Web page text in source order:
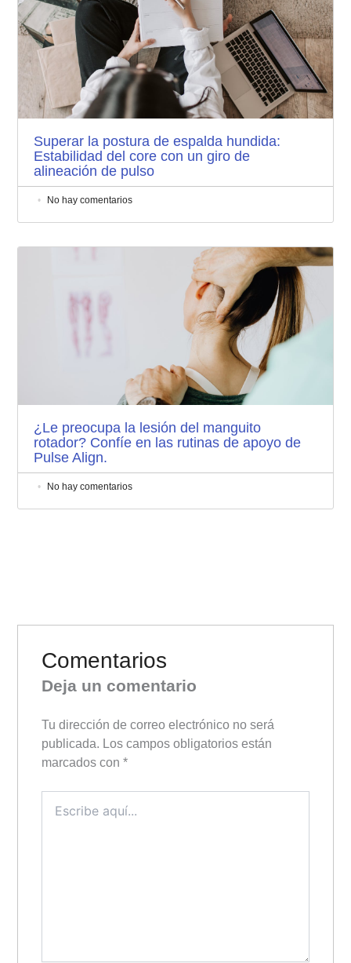
Superar la postura de espalda hundida:
Estabilidad del core con un giro de
alineación de pulso
No hay comentarios
¿Le preocupa la lesión del manguito
rotador? Confíe en las rutinas de apoyo de
Pulse Align.
No hay comentarios
Comentarios
Deja un comentario
Tu dirección de correo electrónico no será
publicada. Los campos obligatorios están
marcados con*
aquí...